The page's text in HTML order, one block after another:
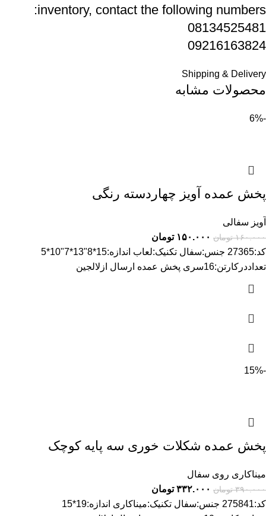
inventory, contact the following numbers:
08134525481
09216163824
Shipping & Delivery
محصولات مشابه
-6%
پخش عمده آویز چهاردسته رنگی
آویز سفالی
۱۶۰.۰۰۰ تومان ۱۵۰.۰۰۰ تومان
کد:27365 جنس:سفال تکنیک:لعاب اندازه:15*8"13*7"10*5
تعداددرکارتن:16سری پخش عمده ارسال ازلالجین
-15%
پخش عمده شکلات خوری سه پایه کوچک
میناکاری روی سفال
۳۹۰.۰۰۰ تومان ۳۳۲.۰۰۰ تومان
کد:275841 جنس:سفال تکنیک:میناکاری اندازه:19*15